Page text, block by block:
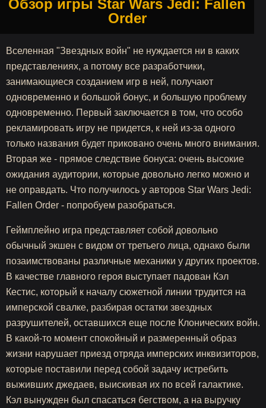
Обзор игры Star Wars Jedi: Fallen
Order
Вселенная "Звездных войн" не нуждается ни в каких
представлениях, а потому все разработчики,
занимающиеся созданием игр в ней, получают
одновременно и большой бонус, и большую проблему
одновременно. Первый заключается в том, что особо
рекламировать игру не придется, к ней из-за одного
только названия будет приковано очень много внимания.
Вторая же - прямое следствие бонуса: очень высокие
ожидания аудитории, которые довольно легко можно и
не оправдать. Что получилось у авторов Star Wars Jedi:
Fallen Order - попробуем разобраться.
Геймплейно игра представляет собой довольно
обычный экшен с видом от третьего лица, однако были
позаимствованы различные механики у других проектов.
В качестве главного героя выступает падован Кэл
Кестис, который к началу сюжетной линии трудится на
имперской свалке, разбирая остатки звездных
разрушителей, оставшихся еще после Клонических войн.
В какой-то момент спокойный и размеренный образ
жизни нарушает приезд отряда имперских инквизиторов,
которые поставили перед собой задачу истребить
выживших джедаев, выискивая их по всей галактике.
Кэл вынужден был спасаться бегством, а на выручку